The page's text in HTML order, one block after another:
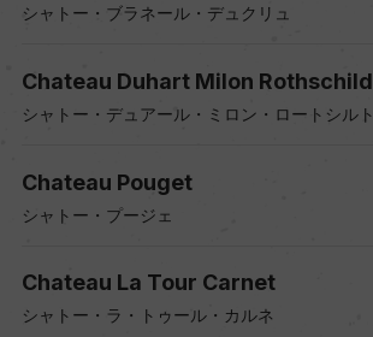
シャトー・ブラネール・デュクリュ
Chateau Duhart Milon Rothschild
シャトー・デュアール・ミロン・ロートシルト
Chateau Pouget
シャトー・プージェ
Chateau La Tour Carnet
シャトー・ラ・トゥール・カルネ